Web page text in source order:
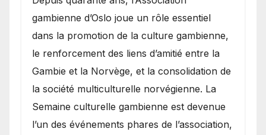
gambienne d’Oslo joue un rôle essentiel
dans la promotion de la culture gambienne,
le renforcement des liens d’amitié entre la
Gambie et la Norvège, et la consolidation de
la société multiculturelle norvégienne. La
Semaine culturelle gambienne est devenue
l’un des événements phares de l’association,